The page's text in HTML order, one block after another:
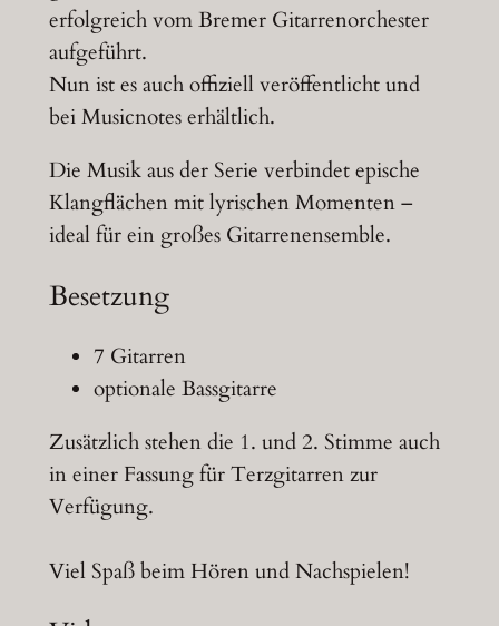
erfolgreich vom Bremer Gitarrenorchester
aufgeführt.
Nun ist es auch offiziell veröffentlicht und
bei Musicnotes erhältlich.
Die Musik aus der Serie verbindet epische
Klangflächen mit lyrischen Momenten –
ideal für ein großes Gitarrenensemble.
Besetzung
7 Gitarren
optionale Bassgitarre
Zusätzlich stehen die 1. und 2. Stimme auch
in einer Fassung für Terzgitarren zur
Verfügung.
Viel Spaß beim Hören und Nachspielen!